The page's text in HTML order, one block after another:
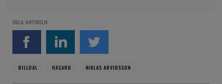
DELA ARTIKELN
BILLDAL HASARD NIKLAS ARVIDSSON